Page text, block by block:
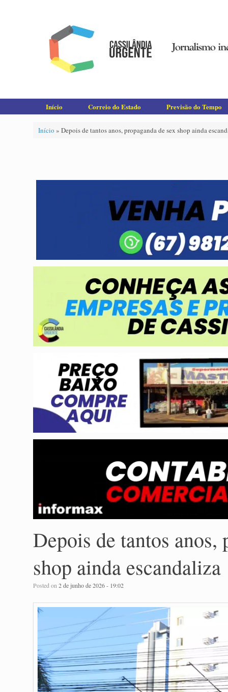
Início Correio do Estado Previsão do Tempo
Início » Depois de tantos anos, propaganda de sex shop ainda
Depois de tantos anos,
shop ainda escandaliza
Posted on2 de junho de 2026 - 19:02